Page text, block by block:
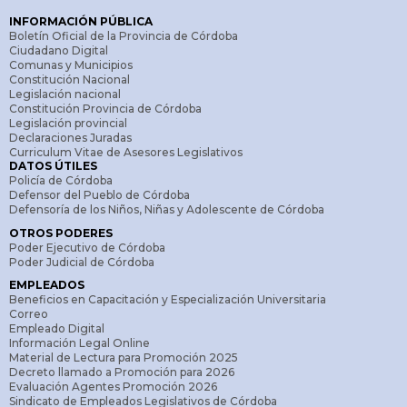
INFORMACIÓN PÚBLICA
Boletín Oficial de la Provincia de Córdoba
Ciudadano Digital
Comunas y Municipios
Constitución Nacional
Legislación nacional
Constitución Provincia de Córdoba
Legislación provincial
Declaraciones Juradas
Curriculum Vitae de Asesores Legislativos
DATOS ÚTILES
Policía de Córdoba
Defensor del Pueblo de Córdoba
Defensoría de los Niños, Niñas y Adolescente de Córdoba
OTROS PODERES
Poder Ejecutivo de Córdoba
Poder Judicial de Córdoba
EMPLEADOS
Beneficios en Capacitación y Especialización Universitaria
Correo
Empleado Digital
Información Legal Online
Material de Lectura para Promoción 2025
Decreto llamado a Promoción para 2026
Evaluación Agentes Promoción 2026
Sindicato de Empleados Legislativos de Córdoba